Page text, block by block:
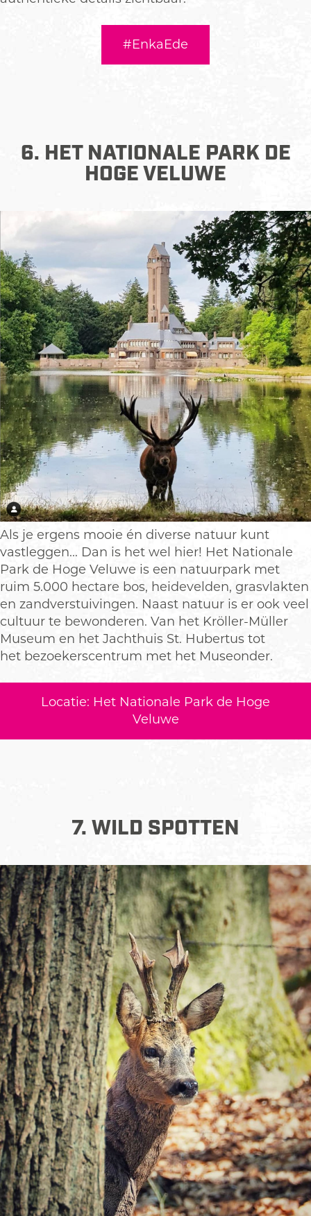
#EnkaEde
6. HET NATIONALE PARK DE
HOGE VELUWE
Als je ergens mooie én diverse natuur kunt
vastleggen... Dan is het wel hier! Het Nationale
Park de Hoge Veluwe is een natuurpark met
ruim 5.000 hectare bos, heidevelden, grasvlakten
en zandverstuivingen. Naast natuur is er ook veel
cultuur te bewonderen. Van het Kröller-Müller
Museum en het Jachthuis St. Hubertus tot
het bezoekerscentrum met het Museonder.
Locatie: Het Nationale Park de Hoge
Veluwe
7. WILD SPOTTEN